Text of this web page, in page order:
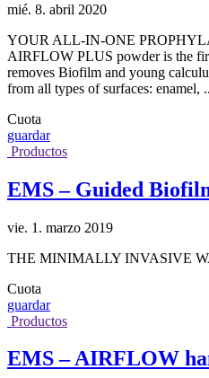
mié. 8. abril 2020
YOUR ALL-IN-ONE
AIRFLOW PLUS powder is the
removes Biofilm and young
from all types of surfaces: enamel,
Cuota
guardar
Productos
EMS – Guided
vie. 1. marzo 2019
THE MINIMALLY INVASIVE
Cuota
guardar
Productos
EMS – AIRFLOW